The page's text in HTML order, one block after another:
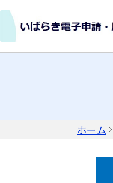
ホーム